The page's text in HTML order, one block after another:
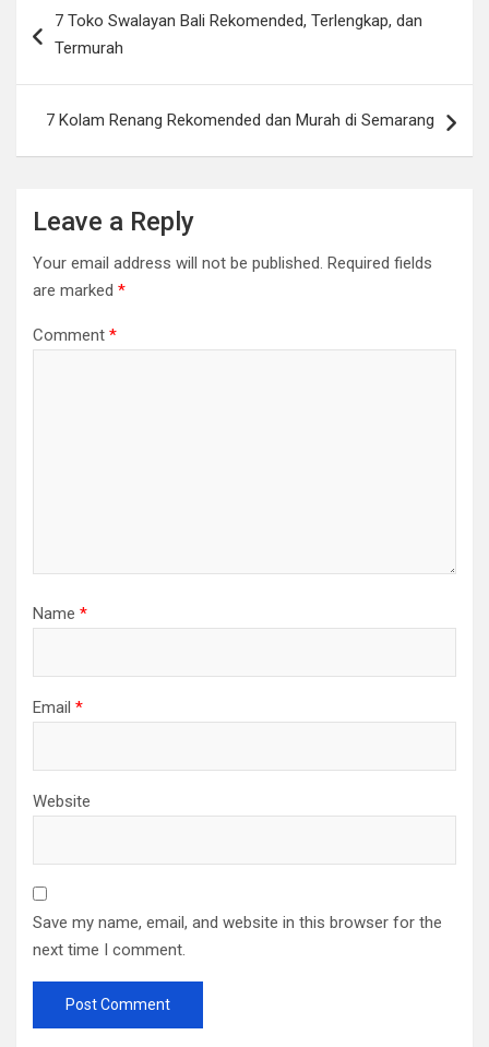
navigation
7 Toko Swalayan Bali Rekomended, Terlengkap, dan
Termurah
7 Kolam Renang Rekomended dan Murah di Semarang
Leave a Reply
Your email address will not be published. Required fields
are marked *
Comment *
Name *
Email *
Website
Save my name, email, and website in this browser for the
next time I comment.